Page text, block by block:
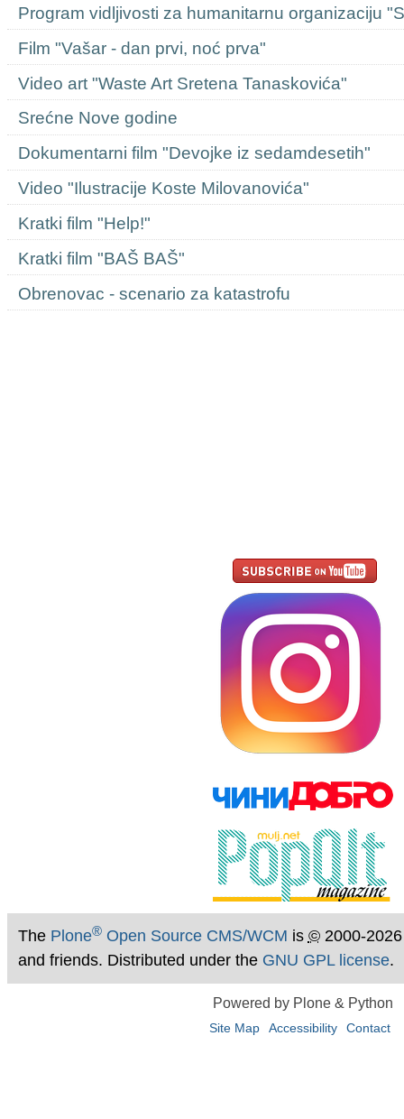
Program vidljivosti za humanitarnu organizaciju
Film "Vašar - dan prvi, noć prva"
Video art "Waste Art Sretena Tanaskovića"
Srećne Nove godine
Dokumentarni film "Devojke iz sedamdesetih"
Video "Ilustracije Koste Milovanovića"
Kratki film "Help!"
Kratki film "BAŠ BAŠ"
Obrenovac - scenario za katastrofu
The Plone®Open Source CMS/WCM is ©2000-
and friends. Distributed under the GNU GPL license.
Powered by Plone & Python
Site Map Accessibility Contact